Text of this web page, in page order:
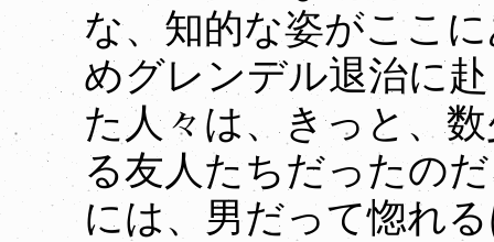
な、知的な姿がここ
めグレンデル退治に
た人々は、きっと、
る友人たちだったの
には、男だって惚れ